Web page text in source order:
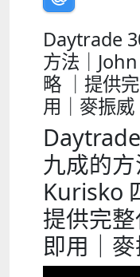
Daytrade
方法｜
略 ｜提供
用｜麥振威
九成的
Kurisko
提供完
即用｜